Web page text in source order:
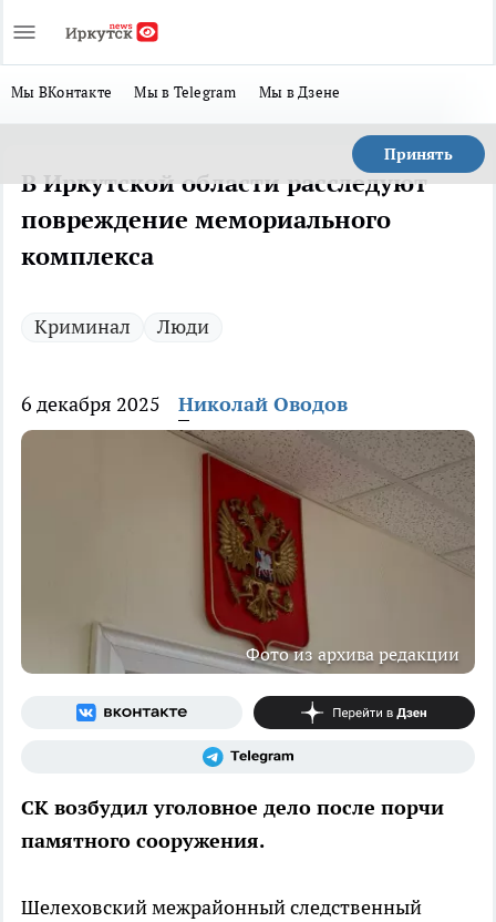
Мы ВКонтакте Мы в Telegram Мы в Дзене
Принять
В Иркутской области расследуют
повреждение мемориального
комплекса
Криминал Люди
6 декабря 2025 Николай Оводов
Фото из архива редакции
СК возбудил уголовное дело после порчи
памятного сооружения.
Шелеховский межрайонный следственный